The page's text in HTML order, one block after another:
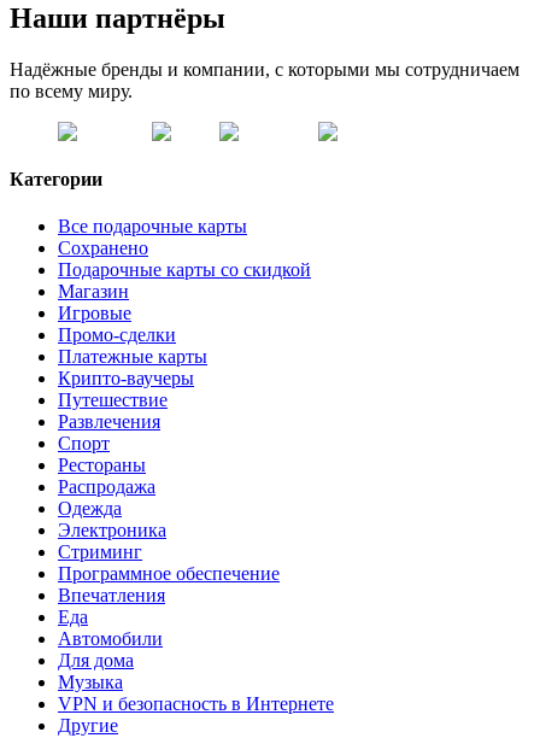
Наши партнёры
Надёжные бренды и компании, с которыми мы сотрудничаем
по всему миру.
Категории
Все подарочные карты
Сохранено
Подарочные карты со скидкой
Магазин
Игровые
Промо-сделки
Платежные карты
Крипто-ваучеры
Путешествие
Развлечения
Спорт
Рестораны
Распродажа
Одежда
Электроника
Стриминг
Программное обеспечение
Впечатления
Еда
Автомобили
Для дома
Музыка
VPN и безопасность в Интернете
Другие